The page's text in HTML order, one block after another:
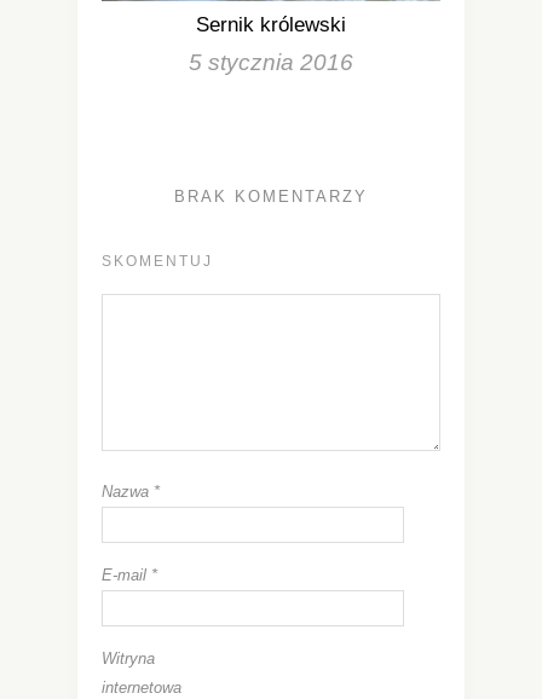
Sernik królewski
5 stycznia 2016
BRAK KOMENTARZY
SKOMENTUJ
Nazwa *
E-mail *
Witryna
internetowa